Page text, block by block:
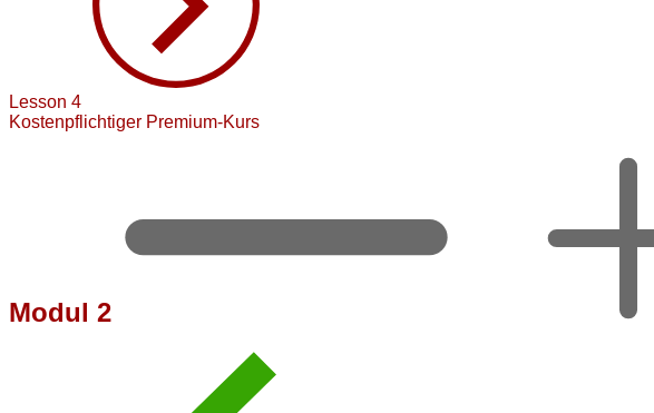
Lesson 4
Kostenpflichtiger Premium-Kurs
Modul 2